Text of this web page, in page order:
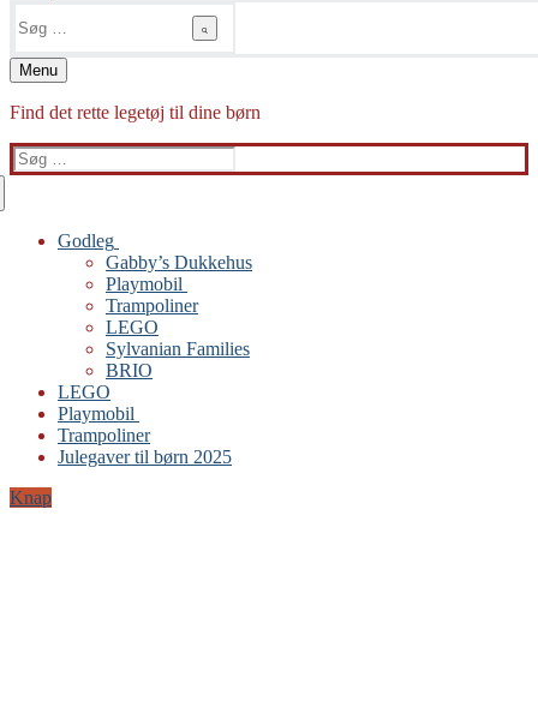
efter:
Menu
Find det rette legetøj til dine børn
Søg
efter:
Godleg
Gabby’s Dukkehus
Playmobil
Trampoliner
LEGO
Sylvanian Families
BRIO
LEGO
Playmobil
Trampoliner
Julegaver til børn 2025
Knap